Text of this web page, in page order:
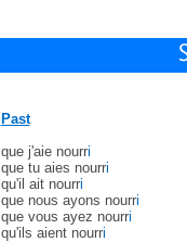
Past
que j'aie nourri
que tu aies nourri
qu'il ait nourri
que nous ayons nourri
que vous ayez nourri
qu'ils aient nourri